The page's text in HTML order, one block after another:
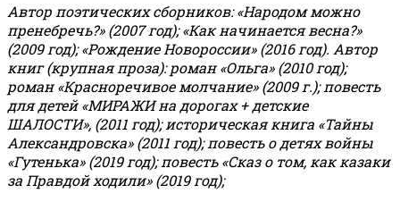
Автор поэтических сборников: «Народом можно
пренебречь?» (2007 год); «Как начинается весна?»
(2009 год); «Рождение Новороссии» (2016 год). Автор
книг (крупная проза): роман «Ольга» (2010 год);
роман «Красноречивое молчание» (2009 г.); повесть
для детей «МИРАЖИ на дорогах + детские
ШАЛОСТИ», (2011 год); историческая книга «Тайны
Александровска» (2011 год); повесть о детях войны
«Гутенька» (2019 год); повесть «Сказ о том, как казаки
за Правдой ходили» (2019 год);